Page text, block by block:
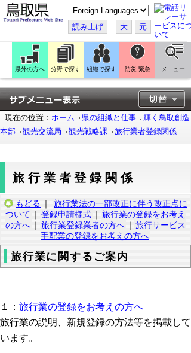
こ
の
ペ
ー
ジ
翻
訳
す
る
読み上げ 大 元
県外の方へ 分野で探す 組織で探す 防災 緊急 メニュー
現在の位置： ホーム 県の組織と仕事
輝く鳥取創造
本部
観光交流局 観光戦略課 旅行業者登録関係
旅行業者登録関係
もどる ｜
旅行業法の一部改正に伴う改正点に
ついて ｜ 登録申請様式 ｜ 旅行業の登録をお考え
の方へ ｜ 旅行業登録業者の方へ ｜ 旅行サービス
手配業の登録をお考えの方へ
旅行業に関するご案内
１： 旅行業の登録をお考えの方へ
旅行業の説明、新規登録の方法等を掲載して
います。